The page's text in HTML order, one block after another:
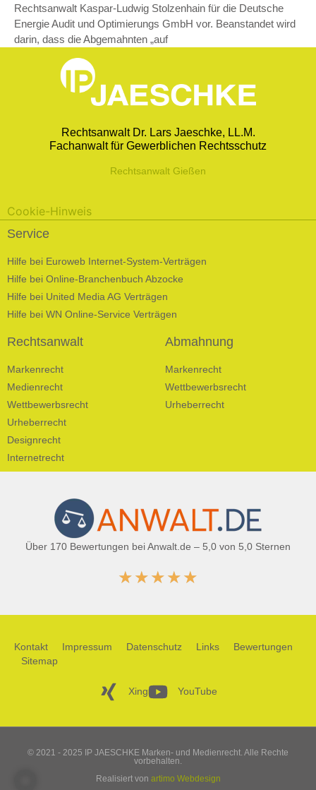
Rechtsanwalt Kaspar-Ludwig Stolzenhain für die Deutsche
Energie Audit und Optimierungs GmbH vor. Beanstandet wird
darin, dass die Abgemahnten „auf
Rechtsanwalt Dr. Lars Jaeschke, LL.M.
Fachanwalt für Gewerblichen Rechtsschutz
Rechtsanwalt Gießen
Cookie-Hinweis
Service
Hilfe bei Euroweb Internet-System-Verträgen
Hilfe bei Online-Branchenbuch Abzocke
Hilfe bei United Media AG Verträgen
Hilfe bei WN Online-Service Verträgen
Rechtsanwalt
Markenrecht
Medienrecht
Wettbewerbsrecht
Urheberrecht
Designrecht
Internetrecht
Abmahnung
Markenrecht
Wettbewerbsrecht
Urheberrecht
Über 170 Bewertungen bei Anwalt.de – 5,0 von 5,0 Sternen
★★★★★
Kontakt Impressum Datenschutz Links
Bewertungen
Sitemap
Xing YouTube
© 2021 - 2025 IP JAESCHKE Marken- und Medienrecht. Alle Rechte
vorbehalten.
Realisiert von artimo Webdesign